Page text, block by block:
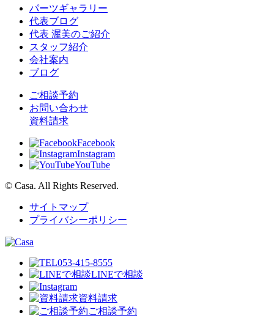
パーツギャラリー
代表ブログ
代表 渥美のご紹介
スタッフ紹介
会社案内
ブログ
ご相談予約
お問い合わせ
資料請求
Facebook
Instagram
YouTube
© Casa. All Rights Reserved.
サイトマップ
プライバシーポリシー
053-415-8555
LINEで相談
資料請求
ご相談予約